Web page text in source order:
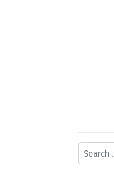
Search